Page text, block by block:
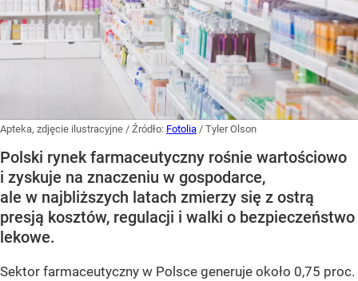
Apteka, zdjęcie ilustracyjne / Źródło: Fotolia / Tyler Olson
Polski rynek farmaceutyczny rośnie wartościowo
i zyskuje na znaczeniu w gospodarce,
ale w najbliższych latach zmierzy się z ostrą
presją kosztów, regulacji i walki o bezpieczeństwo
lekowe.
Sektor farmaceutyczny w Polsce generuje około 0,75 proc.